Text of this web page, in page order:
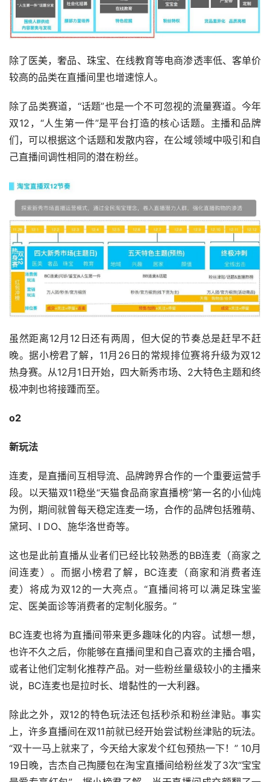
除了医美，奢品、珠宝、在线教育等电商渗透率低、客单价
较高的品类在直播间里也增速惊人。
除了品类赛道，“话题”也是一个不可忽视的流量赛道。今年
双12，“人生第一件”是平台打造的核心话题。主播和品牌
们，可以根据这个话题和发散内容，在公域领域中吸引和自
己直播间调性相同的潜在粉丝。
虽然距离12月12日还有两周，但大促的节奏总是赶早不赶
晚。据小榜君了解，11月26日的常规排位赛将升级为双12
热身赛。从12月1日开始，四大新秀市场、2大特色主题和终
极冲刺也将接踵而至。
o2
新玩法
连麦，是直播间互相导流、品牌跨界合作的一个重要运营手
段。以天猫双11稳坐“天猫食品商家直播榜”第一名的小仙炖
为例，期间就曾每天稳定连麦一场，合作的品牌包括雅萌、
黛珂、I DO、施华洛世奇等。
这也是此前直播从业者们已经比较熟悉的BB连麦（商家之
间连麦）。而据小榜君了解，BC连麦（商家和消费者连
麦）将成为双12的一大亮点。“直播间将可以满足珠宝鉴
定、医美面诊等消费者的定制化服务。”
BC连麦也将为直播间带来更多趣味化的内容。试想一想，
也许不久之后，你能够在直播间里和自己喜欢的主播合唱，
或者让他们定制化推荐产品。对一些粉丝量级较小的主播来
说，BC连麦也是拉时长、增黏性的一大利器。
除此之外，双12的特色玩法还包括秒杀和粉丝津贴。事实
上，许多直播间在双11前就已经开始尝试粉丝津贴的玩法。
“双十一马上就来了，今天给大家发个红包预热一下！” 10月
19日晚，吉杰自己掏腰包在淘宝直播间给粉丝发了3次“宝宝